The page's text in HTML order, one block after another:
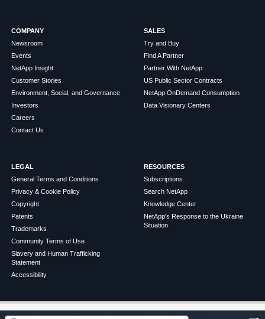
COMPANY
Newsroom
Events
NetApp Insight
Customer Stories
Environment, Social, and Governance
Investors
Careers
Contact Us
SALES
Try and Buy
Find A Partner
Partner With NetApp
US Public Sector Contracts
NetApp OnDemand Consumption
Data Visionary Centers
LEGAL
General Terms and Conditions
Privacy & Cookie Policy
Copyright
Patents
Trademarks
Community Terms of Use
Slavery and Human Trafficking
Statement
Accessibility
RESOURCES
Subscriptions
Search NetApp
Knowledge Center
NetApp's Response to the Ukraine
Situation